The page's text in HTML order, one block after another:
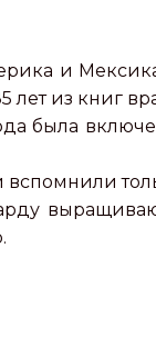
и
лет из книг
была